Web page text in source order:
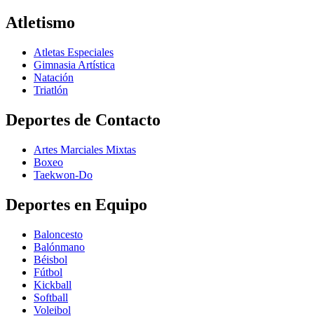
Atletismo
Atletas Especiales
Gimnasia Artística
Natación​
Triatlón​
Deportes de Contacto
Artes Marciales Mixtas
Boxeo
Taekwon-Do
Deportes en Equipo
Baloncesto
Balónmano
Béisbol
Fútbol
Kickball​
Softball​
Voleibol​